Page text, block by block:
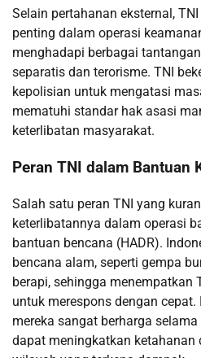
Selain pertahanan eksternal,
penting dalam operasi
menghadapi berbagai
separatis dan terorisme. TNI
kepolisian untuk mengatasi
mematuhi standar hak asasi
keterlibatan masyarakat.
Peran TNI dalam Bantuan
Salah satu peran TNI yang
keterlibatannya dalam operasi
bantuan bencana (HADR).
bencana alam, seperti gempa
berapi, sehingga menempatkan
untuk merespons dengan
mereka sangat berharga
dapat meningkatkan ketahanan